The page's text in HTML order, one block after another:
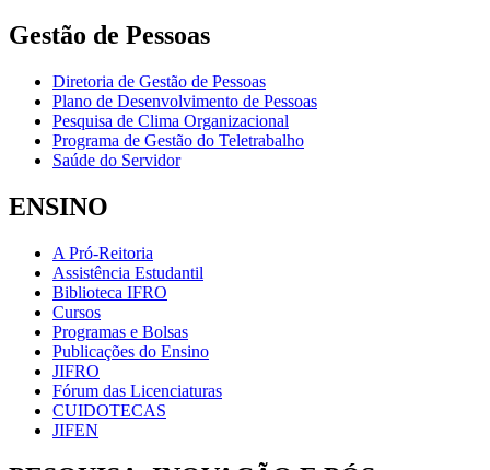
Gestão de Pessoas
Diretoria de Gestão de Pessoas
Plano de Desenvolvimento de Pessoas
Pesquisa de Clima Organizacional
Programa de Gestão do Teletrabalho
Saúde do Servidor
ENSINO
A Pró-Reitoria
Assistência Estudantil
Biblioteca IFRO
Cursos
Programas e Bolsas
Publicações do Ensino
JIFRO
Fórum das Licenciaturas
CUIDOTECAS
JIFEN